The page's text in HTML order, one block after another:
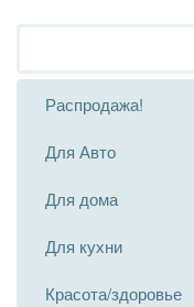
Распродажа!
Для Авто
Для дома
Для кухни
Красота/здоровье